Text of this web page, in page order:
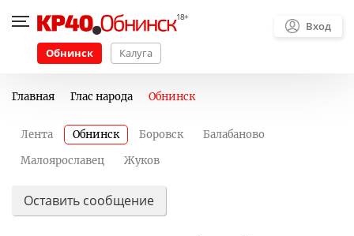
Обнинск Калуга
Вход
Главная Глас народа Обнинск
Лента Обнинск Боровск
Балабаново
Малоярославец
Жуков
Оставить сообщение